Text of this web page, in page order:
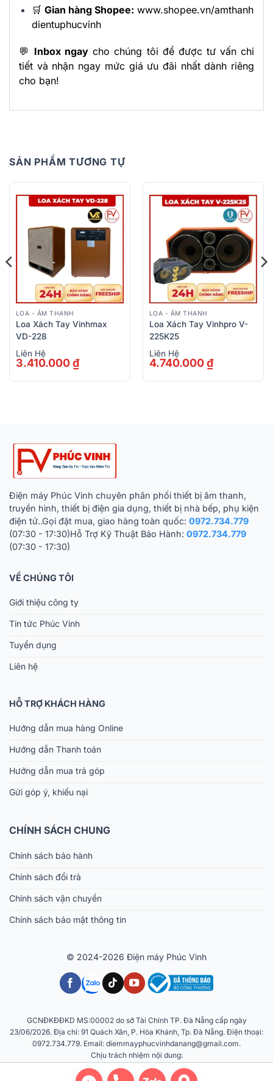
🛒 Gian hàng Shopee: www.shopee.vn/amthanh
dientuphucvinh
💬 Inbox ngay cho chúng tôi để được tư vấn chi
tiết và nhận ngay mức giá ưu đãi nhất dành riêng
cho bạn!
SẢN PHẨM TƯƠNG TỰ
LOA - ÂM THANH
Loa Xách Tay Vinhmax
VD-228
3.410.000₫
Liên Hệ
LOA - ÂM THANH
Loa Xách Tay Vinhpro V-
225K25
4.740.000₫
Liên Hệ
Điện máy Phúc Vinh chuyên phân phối thiết bị âm thanh,
truyền hình, thiết bị điện gia dụng, thiết bị nhà bếp, phụ kiện
điện tử..Gọi đặt mua, giao hàng toàn quốc: 0972.734.779
(07:30 - 17:30)Hỗ Trợ Kỹ Thuật Bảo Hành: 0972.734.779
(07:30 - 17:30)
VỀ CHÚNG TÔI
Giới thiệu công ty
Tin tức Phúc Vinh
Tuyển dụng
Liên hệ
HỖ TRỢ KHÁCH HÀNG
Hướng dẫn mua hàng Online
Hướng dẫn Thanh toán
Hướng dẫn mua trả góp
Gửi góp ý, khiếu nại
CHÍNH SÁCH CHUNG
Chính sách bảo hành
Chính sách đổi trả
Chính sách vận chuyển
Chính sách bảo mật thông tin
© 2024-2026 Điện máy Phúc Vinh
GCNĐKĐĐKD MS:00002 do sở Tài Chính TP. Đà Nẵng cấp ngày
23/06/2026. Địa chỉ: 91 Quách Xân, P. Hòa Khánh, Tp. Đà Nẵng. Điện thoại:
0972.734.779. Email: diemmayphucvinhdanang@gmail.com.
Chịu trách nhiệm nội dung: